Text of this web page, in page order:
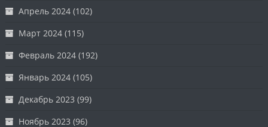
Апрель 2024 (102)
Март 2024 (115)
Февраль 2024 (192)
Январь 2024 (105)
Декабрь 2023 (99)
Ноябрь 2023 (96)